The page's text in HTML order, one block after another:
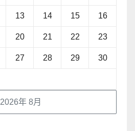
2026年 8月
13 14 15 16
20 21 22 23
27 28 29 30